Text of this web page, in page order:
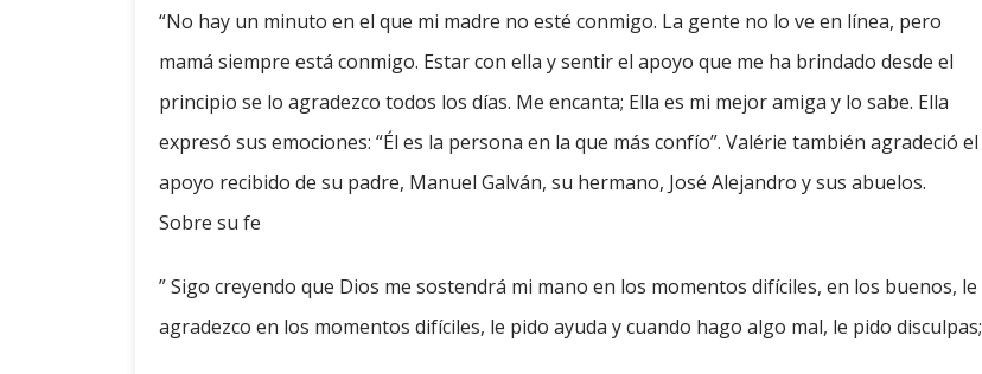
“No hay un minuto en el que mi madre no esté conmigo. La gente no lo ve en línea, pero
mamá siempre está conmigo. Estar con ella y sentir el apoyo que me ha brindado desde el
principio se lo agradezco todos los días. Me encanta; Ella es mi mejor amiga y lo sabe. Ella
expresó sus emociones: “Él es la persona en la que más confío”. Valérie también agradeció el
apoyo recibido de su padre, Manuel Galván, su hermano, José Alejandro y sus abuelos.
Sobre su fe
” Sigo creyendo que Dios me sostendrá mi mano en los momentos difíciles, en los buenos, le
agradezco en los momentos difíciles, le pido ayuda y cuando hago algo mal, le pido disculpas;